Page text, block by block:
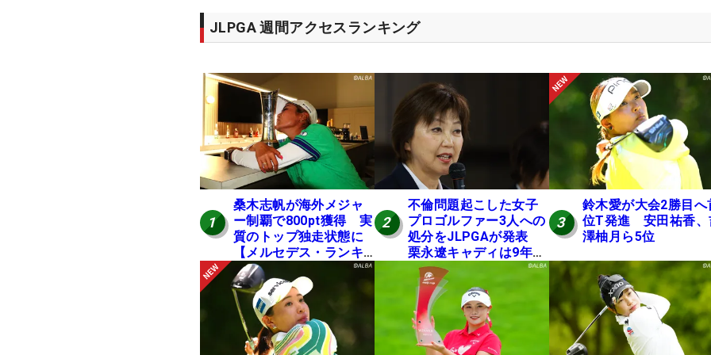
JLPGA 週間アクセスランキング
1
桑木志帆が海外メジャ
ー制覇で800pt獲得 実
質のトップ独走状態に
【メルセデス・ランキ
ング番外編】
2
不倫問題起こした女子
プロゴルファー3人への
処分をJLPGAが発表
栗永遼キャディは9年間
の立ち入り禁止
3
鈴木愛が大会2勝目へ
位T発進 安田祐香、
澤柚月ら5位